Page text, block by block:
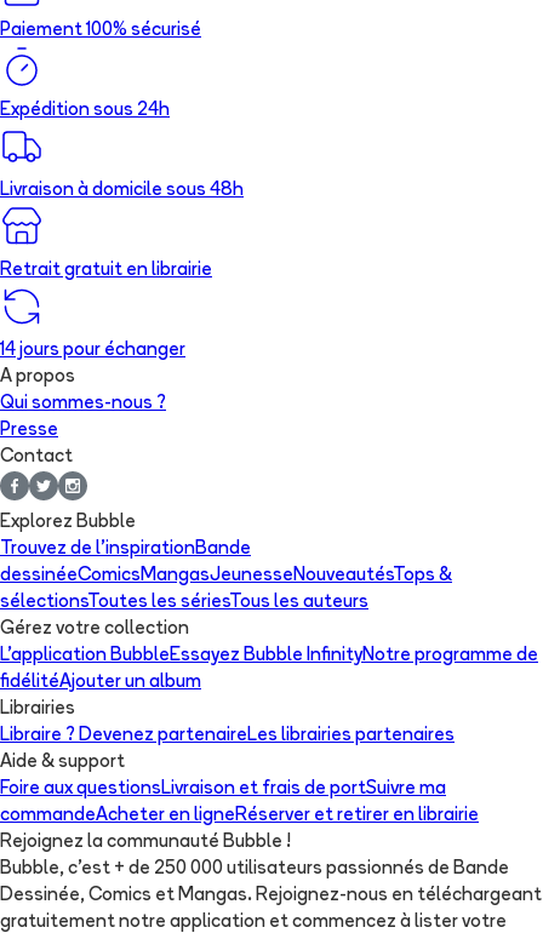
Paiement 100% sécurisé
Expédition sous 24h
Livraison à domicile sous 48h
Retrait gratuit en librairie
14 jours pour échanger
A propos
Qui sommes-nous ?
Presse
Contact
Explorez Bubble
Trouvez de l'inspirationBande
dessinéeComics MangasJeunesse NouveautésTops &
sélectionsToutes les sériesTous les auteurs
Gérez votre collection
L'application Bubble Essayez Bubble InfinityNotre programme de
fidélitéAjouter un album
Librairies
Libraire ? Devenez partenaire Les librairies partenaires
Aide & support
Foire aux questions Livraison et frais de portSuivre ma
commandeAcheter en ligne Réserver et retirer en librairie
Rejoignez la communauté Bubble !
Bubble, c'est + de 250 000 utilisateurs passionnés de Bande
Dessinée, Comics et Mangas. Rejoignez-nous en téléchargeant
gratuitement notre application et commencez à lister votre